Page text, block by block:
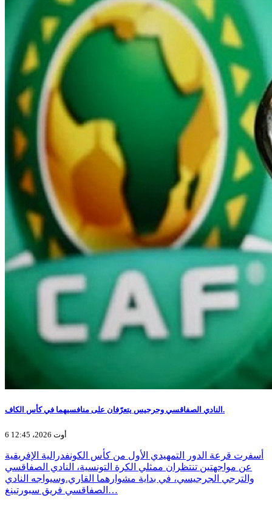
النادي الصفاقسي وجرجيس يتعرّفان على منافسيهما في كأس الكاف.
6 أوت 2026، 12:45
أسفرت قرعة الدور التمهيدي الأول من كأس الكونفدرالية الإفريقية
عن مواجهتين تنتظران ممثلي الكرة التونسية، النادي الصفاقسي
والترجي الجرجيسي، في بداية مشوارهما القاري.وسيواجه النادي
الصفاقسي فريق سبورتينغ…